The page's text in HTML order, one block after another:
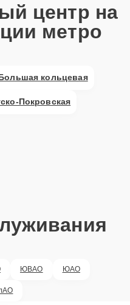
центр на
метро
кольцевая
Покровская
ЮВАО ЮАО